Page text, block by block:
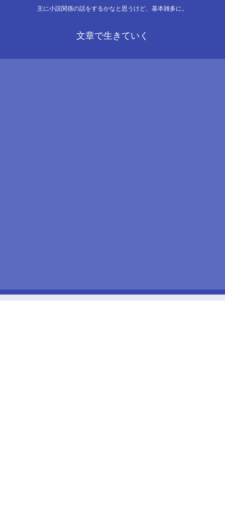
主に小説関係の話をするかなと思うけど、基本雑多に。
文章で生きていく